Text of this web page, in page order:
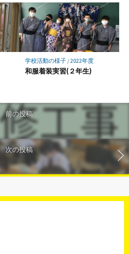
学校活動の様子/2022年度
和服着装実習(２年生)
前の投稿
次の投稿